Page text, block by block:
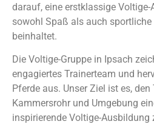
darauf, eine erstklassige
sowohl Spaß als auch
beinhaltet.
Die Voltige-Gruppe in Ipsach
engagiertes Trainerteam und
Pferde aus. Unser Ziel ist es,
Kammersrohr und Umgebung
inspirierende Voltige-Ausbildung